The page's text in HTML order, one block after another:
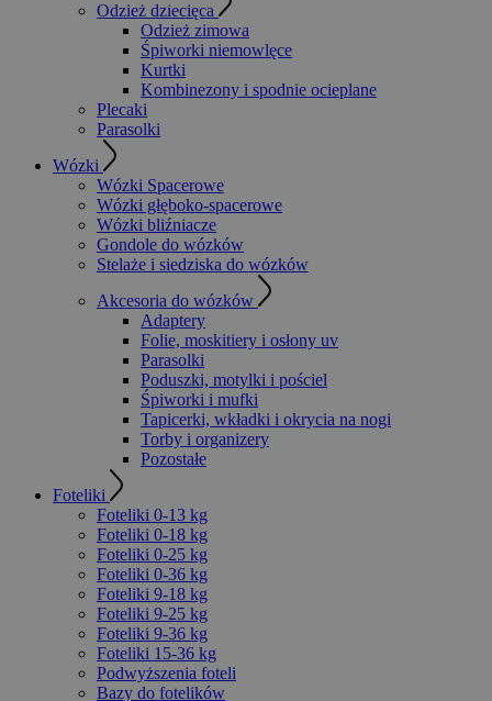
Odzież dziecięca
Odzież zimowa
Śpiworki niemowlęce
Kurtki
Kombinezony i spodnie ocieplane
Plecaki
Parasolki
Wózki
Wózki Spacerowe
Wózki głęboko-spacerowe
Wózki bliźniacze
Gondole do wózków
Stelaże i siedziska do wózków
Akcesoria do wózków
Adaptery
Folie, moskitiery i osłony uv
Parasolki
Poduszki, motylki i pościel
Śpiworki i mufki
Tapicerki, wkładki i okrycia na nogi
Torby i organizery
Pozostałe
Foteliki
Foteliki 0-13 kg
Foteliki 0-18 kg
Foteliki 0-25 kg
Foteliki 0-36 kg
Foteliki 9-18 kg
Foteliki 9-25 kg
Foteliki 9-36 kg
Foteliki 15-36 kg
Podwyższenia foteli
Bazy do fotelików